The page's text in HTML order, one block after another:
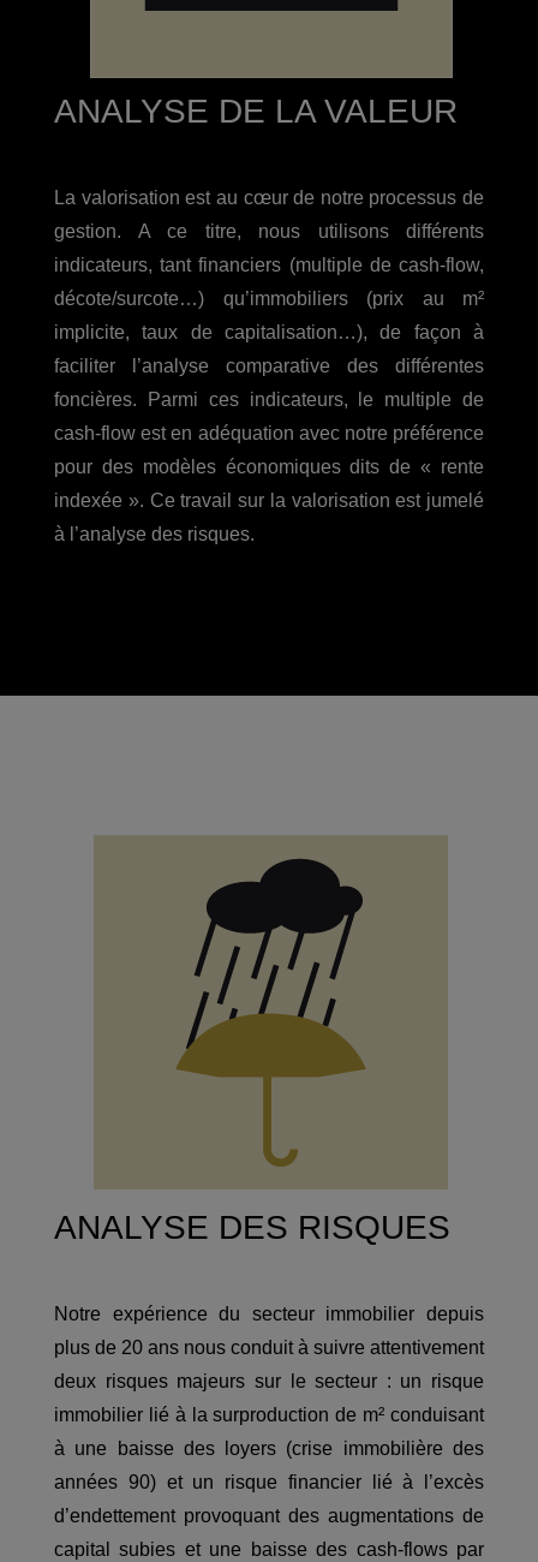
ANALYSE DE LA VALEUR
La valorisation est au cœur de notre processus de
gestion. A ce titre, nous utilisons différents
indicateurs, tant financiers (multiple de cash-flow,
décote/surcote…) qu’immobiliers (prix au m²
implicite, taux de capitalisation…), de façon à
faciliter l’analyse comparative des différentes
foncières. Parmi ces indicateurs, le multiple de
cash-flow est en adéquation avec notre préférence
pour des modèles économiques dits de « rente
indexée ». Ce travail sur la valorisation est jumelé
à l’analyse des risques.
ANALYSE DES RISQUES
Notre expérience du secteur immobilier depuis
plus de 20 ans nous conduit à suivre attentivement
deux risques majeurs sur le secteur : un risque
immobilier lié à la surproduction de m² conduisant
à une baisse des loyers (crise immobilière des
années 90) et un risque financier lié à l’excès
d’endettement provoquant des augmentations de
capital subies et une baisse des cash-flows par